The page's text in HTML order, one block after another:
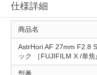
仕様詳細
商品名
AstrHori AF 27mm F2.8
ック ［FUJIFILM X /単焦